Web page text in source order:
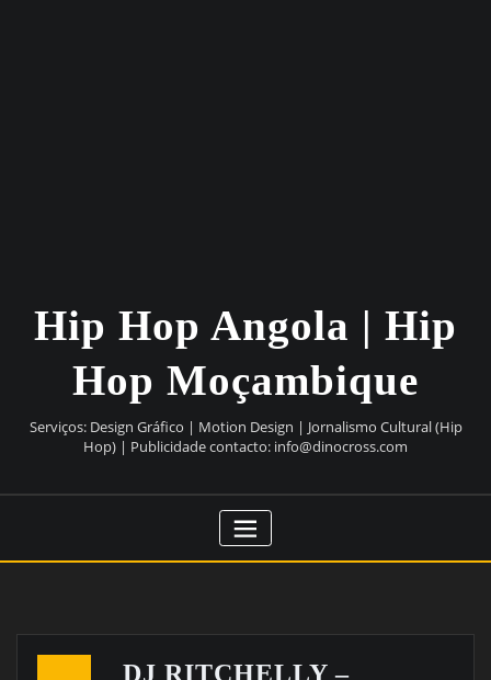
Hip Hop Angola | Hip
Hop Moçambique
Serviços: Design Gráfico | Motion Design | Jornalismo Cultural (Hip
Hop) | Publicidade contacto: info@dinocross.com
DJ RITCHELLY –